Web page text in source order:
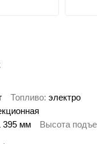
Топливо электро
395 мм Высота